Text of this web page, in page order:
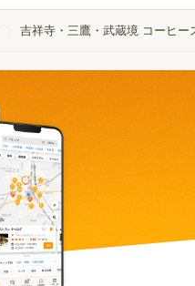
吉祥寺・三鷹・武蔵境 コーヒー